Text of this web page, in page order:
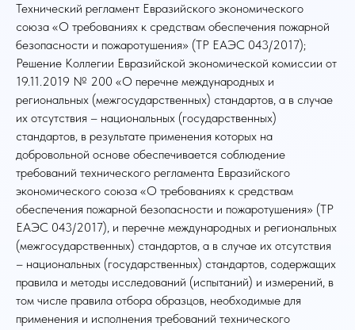
Технический регламент Евразийского экономического
союза «О требованиях к средствам обеспечения пожарной
безопасности и пожаротушения» (ТР ЕАЭС 043/2017);
Решение Коллегии Евразийской экономической комиссии от
19.11.2019 № 200 «О перечне международных и
региональных (межгосударственных) стандартов, а в случае
их отсутствия – национальных (государственных)
стандартов, в результате применения которых на
добровольной основе обеспечивается соблюдение
требований технического регламента Евразийского
экономического союза «О требованиях к средствам
обеспечения пожарной безопасности и пожаротушения» (ТР
ЕАЭС 043/2017), и перечне международных и региональных
(межгосударственных) стандартов, а в случае их отсутствия
– национальных (государственных) стандартов, содержащих
правила и методы исследований (испытаний) и измерений, в
том числе правила отбора образцов, необходимые для
применения и исполнения требований технического